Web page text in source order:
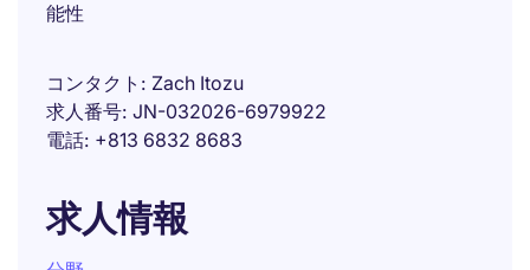
能性
コンタクト
Zach Itozu
求人番号 JN-032026-6979922
電話 +813 6832 8683
求人情報